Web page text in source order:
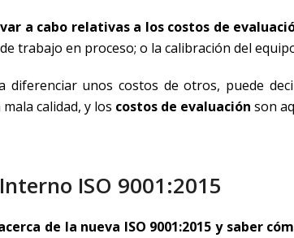
a cabo relativas a los costos de
trabajo en proceso; o la calibración del
diferenciar unos costos de otros, puede
calidad, y los costos de evaluación son
ISO 9001:2015
de la nueva ISO 9001:2015 y saber